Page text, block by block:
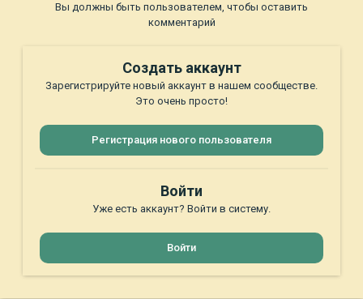
Вы должны быть пользователем, чтобы оставить
комментарий
Создать аккаунт
Зарегистрируйте новый аккаунт в нашем сообществе.
Это очень просто!
Регистрация нового пользователя
Войти
Уже есть аккаунт? Войти в систему.
Войти